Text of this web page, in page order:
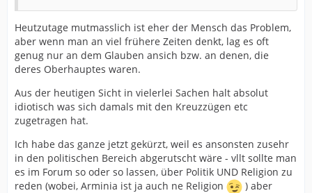
Heutzutage mutmasslich ist eher der Mensch das Problem,
aber wenn man an viel frühere Zeiten denkt, lag es oft
genug nur an dem Glauben ansich bzw. an denen, die
deres Oberhauptes waren.
Aus der heutigen Sicht in vielerlei Sachen halt absolut
idiotisch was sich damals mit den Kreuzzügen etc
zugetragen hat.
Ich habe das ganze jetzt gekürzt, weil es ansonsten zusehr
in den politischen Bereich abgerutscht wäre - vllt sollte man
es im Forum so oder so lassen, über Politik UND Religion zu
reden (wobei, Arminia ist ja auch ne Religion
) aber